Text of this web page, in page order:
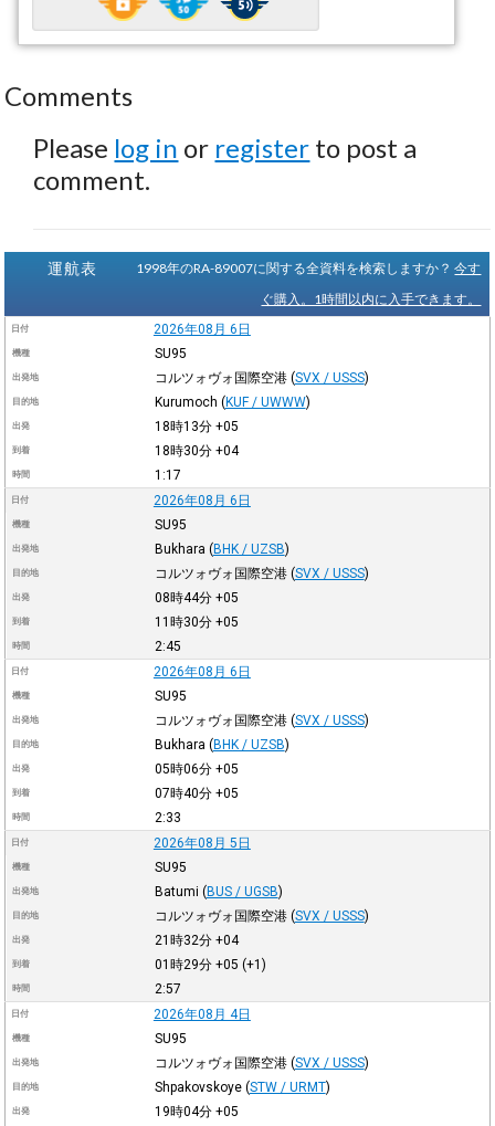
Comments
Please log in or register to post a
comment.
運航表 1998年のRA-89007に関する全資料を検索しますか？今す
ぐ購入。1時間以内に入手できます。
日付 2026年08月 6日
機種 SU95
出発地 コルツォヴォ国際空港 (SVX / USSS)
目的地 Kurumoch (KUF / UWWW)
出発 18時13分 +05
到着 18時30分 +04
時間 1:17
日付 2026年08月 6日
機種 SU95
出発地 Bukhara (BHK / UZSB)
目的地 コルツォヴォ国際空港 (SVX / USSS)
出発 08時44分 +05
到着 11時30分 +05
時間 2:45
日付 2026年08月 6日
機種 SU95
出発地 コルツォヴォ国際空港 (SVX / USSS)
目的地 Bukhara (BHK / UZSB)
出発 05時06分 +05
到着 07時40分 +05
時間 2:33
日付 2026年08月 5日
機種 SU95
出発地 Batumi (BUS / UGSB)
目的地 コルツォヴォ国際空港 (SVX / USSS)
出発 21時32分 +04
到着 01時29分 +05 (+1)
時間 2:57
日付 2026年08月 4日
機種 SU95
出発地 コルツォヴォ国際空港 (SVX / USSS)
目的地 Shpakovskoye (STW / URMT)
出発 19時04分 +05